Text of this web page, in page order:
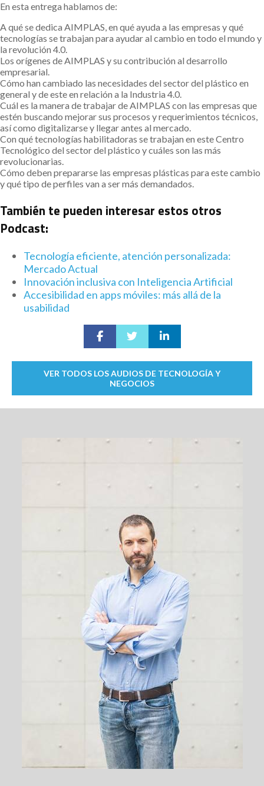
En esta entrega hablamos de:
A qué se dedica AIMPLAS, en qué ayuda a las empresas y qué
tecnologías se trabajan para ayudar al cambio en todo el mundo y
la revolución 4.0.
Los orígenes de AIMPLAS y su contribución al desarrollo
empresarial.
Cómo han cambiado las necesidades del sector del plástico en
general y de este en relación a la Industria 4.0.
Cuál es la manera de trabajar de AIMPLAS con las empresas que
estén buscando mejorar sus procesos y requerimientos técnicos,
así como digitalizarse y llegar antes al mercado.
Con qué tecnologías habilitadoras se trabajan en este Centro
Tecnológico del sector del plástico y cuáles son las más
revolucionarias.
Cómo deben prepararse las empresas plásticas para este cambio
y qué tipo de perfiles van a ser más demandados.
También te pueden interesar estos otros
Podcast:
Tecnología eficiente, atención personalizada:
Mercado Actual
Innovación inclusiva con Inteligencia Artificial
Accesibilidad en apps móviles: más allá de la
usabilidad
VER TODOS LOS AUDIOS DE TECNOLOGÍA Y
NEGOCIOS